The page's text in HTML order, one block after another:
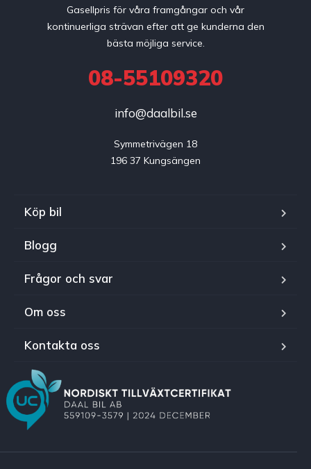
Gasellpris för våra framgångar och vår
kontinuerliga strävan efter att ge kunderna den
bästa möjliga service.
08-55109320
info@daalbil.se
Symmetrivägen 18
196 37 Kungsängen
Köp bil
Blogg
Frågor och svar
Om oss
Kontakta oss